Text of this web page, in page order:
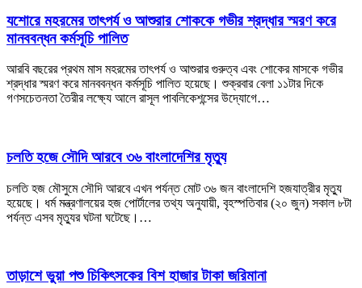
যশোরে মহরমের তাৎপর্য ও আশুরার শোককে গভীর শ্রদ্ধার স্মরণ করে
মানববন্ধন কর্মসূচি পালিত
আরবি বছরের প্রথম মাস মহরমের তাৎপর্য ও আশুরার গুরুত্ব এবং শোকের মাসকে গভীর
শ্রদ্ধার স্মরণ করে মানববন্ধন কর্মসূচি পালিত হয়েছে। শুক্রবার বেলা ১১টার দিকে
গণসচেতনতা তৈরীর লক্ষ্যে আলে রাসূল পাবলিকেশন্সের উদ্যোগে…
চলতি হজে সৌদি আরবে ৩৬ বাংলাদেশির মৃত্যু
চলতি হজ মৌসুমে সৌদি আরবে এখন পর্যন্ত মোট ৩৬ জন বাংলাদেশি হজযাত্রীর মৃত্যু
হয়েছে। ধর্ম মন্ত্রণালয়ের হজ পোর্টালের তথ্য অনুযায়ী, বৃহস্পতিবার (২০ জুন) সকাল ৮টা
পর্যন্ত এসব মৃত্যুর ঘটনা ঘটেছে।…
তাড়াশে ভুয়া পশু চিকিৎসকের বিশ হাজার টাকা জরিমানা